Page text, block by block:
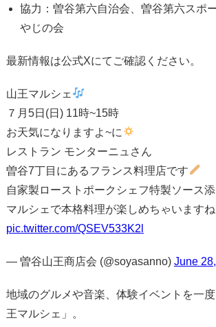
協力：曽谷第六自治会、曽谷第六スポ
やじの会
最新情報は公式Xにてご確認ください。
山王マルシェ
７月5日(日) 11時~15時
お天気になりますよ~に
レストラン モンターニュさん
曽谷7丁目にあるフランス料理店です
自家製ローストポークシェフ特製ソース添
マルシェで本格料理が楽しめちゃいますね
pic.twitter.com/QSEV533K2l
— 曽谷山王商店会 (@soyasanno) June
地域のグルメや音楽、体験イベントを一
王マルシェ」。